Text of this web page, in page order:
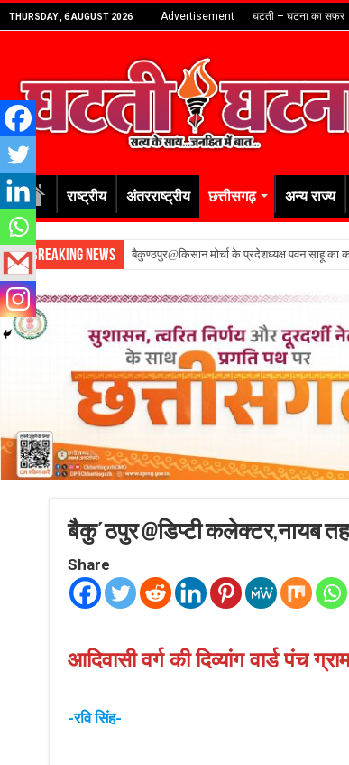
THURSDAY , 6 AUGUST 2026 Advertisement घटती – घटना का सफर
राष्ट्रीय अंतरराष्ट्रीय छत्तीसगढ़ अन्य राज्य
Breaking News बैकुण्ठपुर@किसान मोर्चा के प्रदेशध्यक्ष पवन साहू का
बैकु΄ठपुर @डिप्टी कलेक्टर,नायब
Share
आदिवासी वर्ग की दिव्यांग वार्ड पंच
-रवि सिंह-